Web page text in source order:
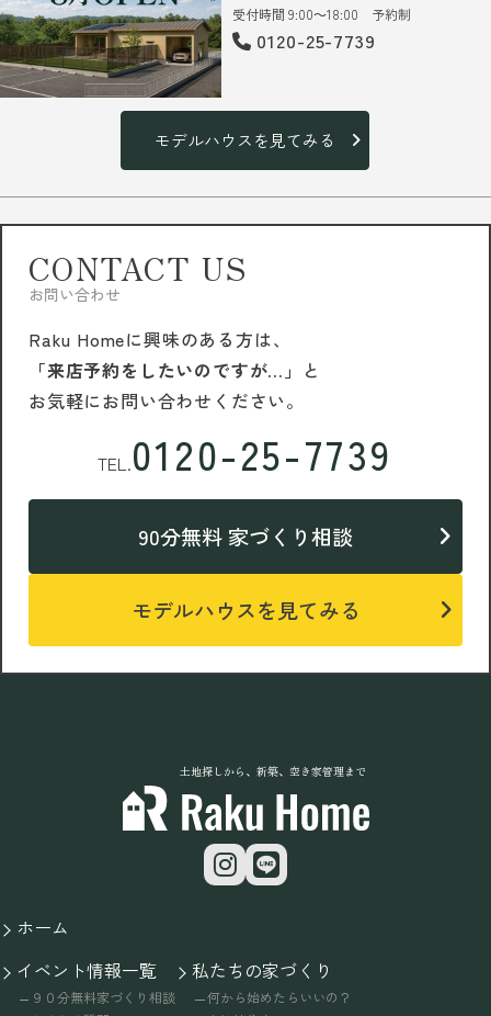
受付時間 9:00～18:00 予約制
0120-25-7739
モデルハウスを見てみる
CONTACT US
お問い合わせ
Raku Homeに興味のある方は、
「来店予約をしたいのですが…」 と
お気軽にお問い合わせください。
TEL.0120-25-7739
90分無料 家づくり相談
モデルハウスを見てみる
土地探しから、新築、空き家管理まで
ホーム
イベント情報一覧
９０分無料家づくり相談
私たちの家づくり
何から始めたらいいの？